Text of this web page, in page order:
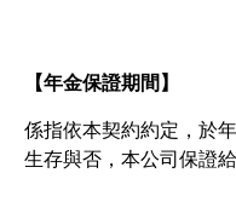
【年金保證期間】
係指依本契約約定，於
生存與否，本公司保證